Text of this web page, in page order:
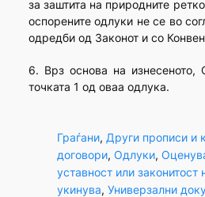
за заштита на природните
оспорените одлуки не се во
одредби од Законот и со
6. Врз основа на изнесеното,
точката 1 од оваа одлука.
Граѓани, Други прописи и
договори, Одлуки,
уставност или законитост
укинува, Универзални